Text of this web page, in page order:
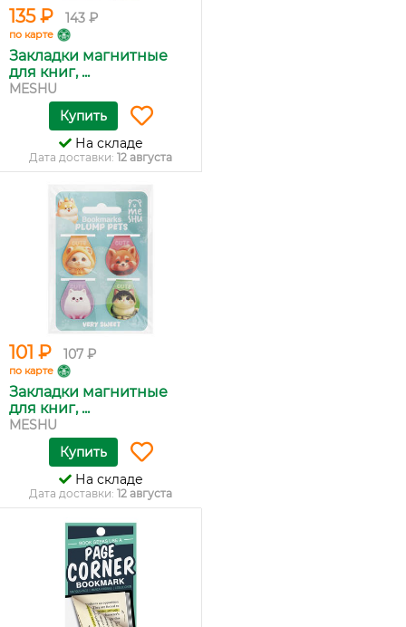
135 ₽ 143 ₽
по карте
Закладки магнитные
для книг, ...
MESHU
Купить
На складе
Дата доставки: 12 августа
101 ₽ 107 ₽
по карте
Закладки магнитные
для книг, ...
MESHU
Купить
На складе
Дата доставки: 12 августа